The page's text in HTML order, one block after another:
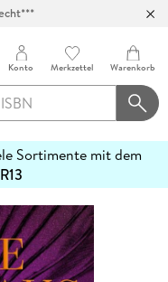
Konto Merkzettel Warenkorb
Sortimente mit dem